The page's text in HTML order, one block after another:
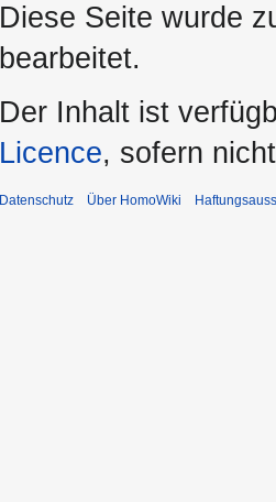
Diese Seite wurde
bearbeitet.
Der Inhalt ist
Licence, sofern
Datenschutz Über HomoWiki